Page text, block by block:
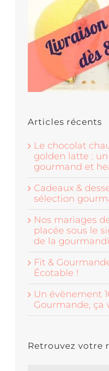
Articles récents
Le chocolat
golden latte :
gourmand et
Cadeaux &
sélection
Nos mariages
placée sous le
de la
Fit &
Écotable !
Un évènement
Gourmande, ça
Retrouvez votre